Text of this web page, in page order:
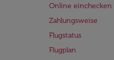
Online einchecken
Zahlungsweise
Flugstatus
Flugplan